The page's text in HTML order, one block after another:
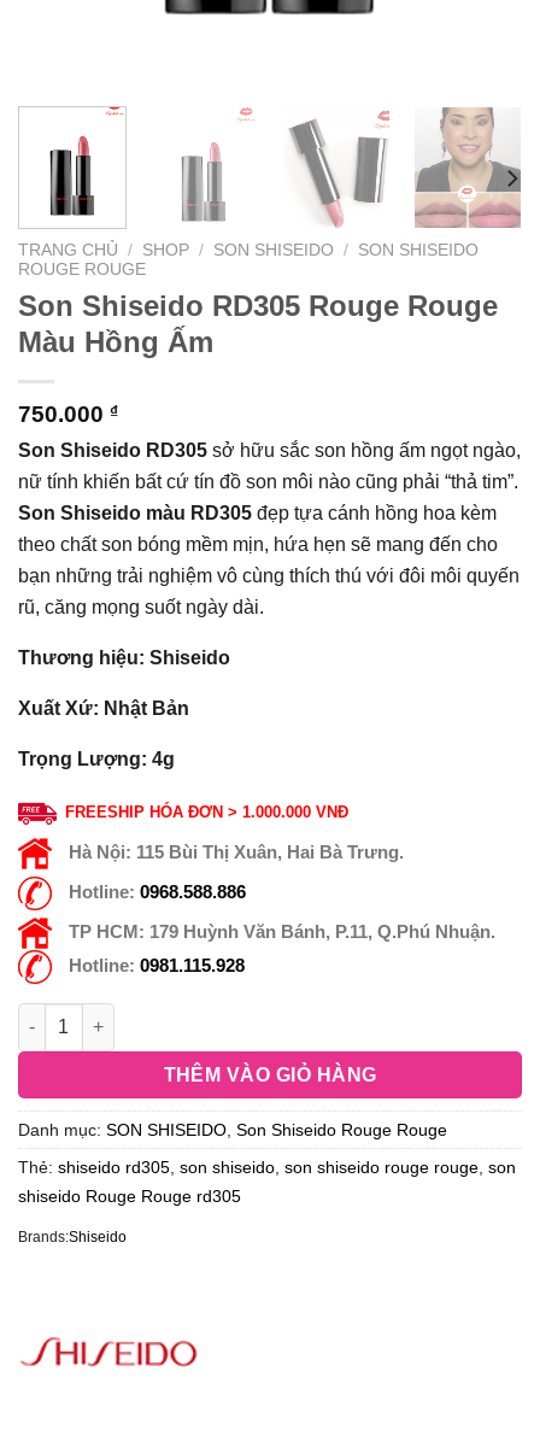
TRANG CHỦ / SHOP / SON SHISEIDO / SON SHISEIDO
ROUGE ROUGE
Son Shiseido RD305 Rouge Rouge
Màu Hồng Ấm
750.000 ₫
Son Shiseido RD305 sở hữu sắc son hồng ấm ngọt ngào,
nữ tính khiến bất cứ tín đồ son môi nào cũng phải “thả tim”.
Son Shiseido màu RD305 đẹp tựa cánh hồng hoa kèm
theo chất son bóng mềm mịn, hứa hẹn sẽ mang đến cho
bạn những trải nghiệm vô cùng thích thú với đôi môi quyến
rũ, căng mọng suốt ngày dài.
Thương hiệu: Shiseido
Xuất Xứ: Nhật Bản
Trọng Lượng: 4g
FREESHIP HÓA ĐƠN > 1.000.000 VNĐ
Hà Nội: 115 Bùi Thị Xuân, Hai Bà Trưng.
Hotline: 0968.588.886
TP HCM: 179 Huỳnh Văn Bánh, P.11, Q.Phú Nhuận.
Hotline: 0981.115.928
THÊM VÀO GIỎ HÀNG
Danh mục: SON SHISEIDO Son Shiseido Rouge Rouge
Thẻ: shiseido rd305 son shiseido son shiseido rouge rouge son
shiseido Rouge Rouge rd305
Brands:Shiseido